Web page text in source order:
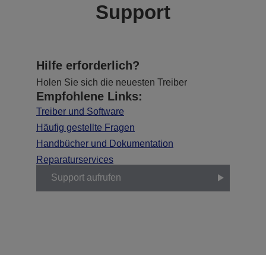
Support
Hilfe erforderlich?
Holen Sie sich die neuesten Treiber
Empfohlene Links:
Treiber und Software
Häufig gestellte Fragen
Handbücher und Dokumentation
Reparaturservices
Support aufrufen